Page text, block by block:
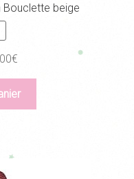
Bouclette beige
€Le
prix
actuel
est :